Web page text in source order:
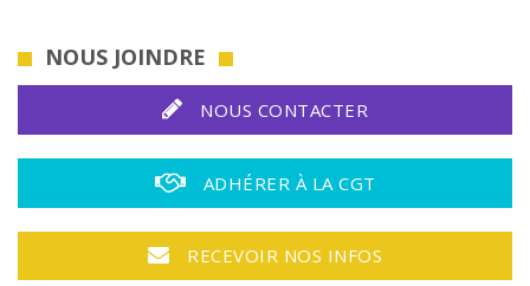
NOUS JOINDRE
NOUS CONTACTER
ADHÉRER À LA CGT
RECEVOIR NOS INFOS